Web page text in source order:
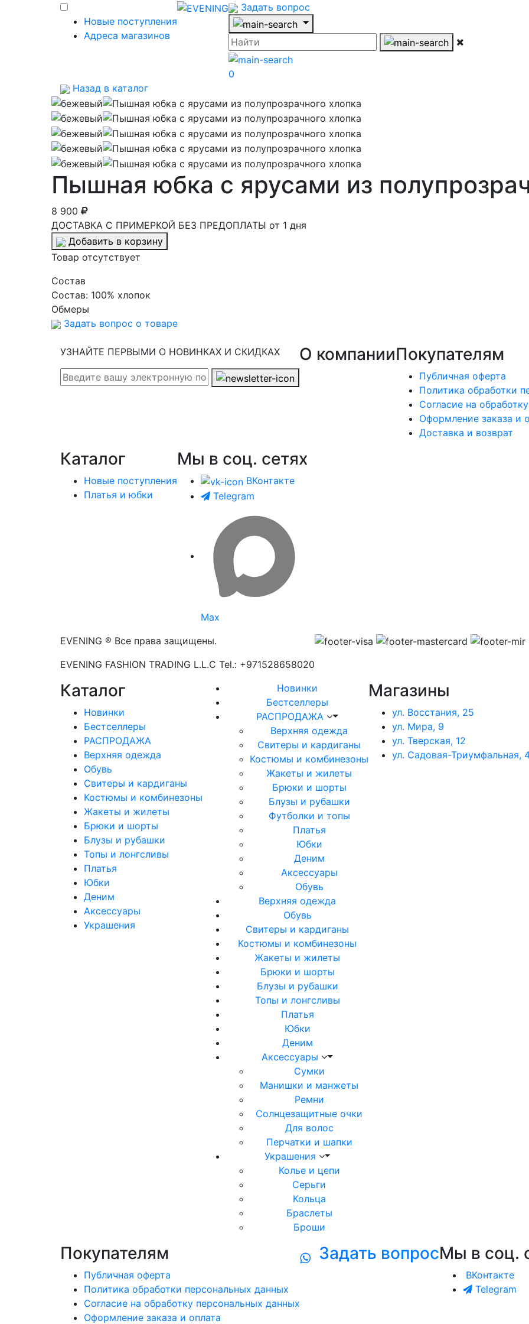
Новые поступления
Адреса магазинов
Задать вопрос
0
Назад в каталог
Пышная юбка с ярусами из
8 900
ДОСТАВКА С ПРИМЕРКОЙ БЕЗ ПРЕДОПЛАТЫ от 1 дня
Добавить в корзину
Товар отсутствует
Cостав
Состав: 100% хлопок
Обмеры
Задать вопрос о товаре
УЗНАЙТЕ ПЕРВЫМИ О НОВИНКАХ И СКИДКАХ О компанииПокупателям
Публичная оферта
Политика обработки
Согласие на
Оформление заказа и
Доставка и возврат
Каталог
Новые поступления
Платья и юбки
Мы в соц. сетях
ВКонтакте
Telegram
Max
EVENING ® Все права защищены.
EVENING FASHION TRADING L.L.C Tel.: +971528658020
Каталог
Новинки
Бестселлеры
РАСПРОДАЖА
Верхняя одежда
Обувь
Свитеры и кардиганы
Костюмы и комбинезоны
Жакеты и жилеты
Брюки и шорты
Блузы и рубашки
Топы и лонгсливы
Платья
Юбки
Деним
Аксессуары
Украшения
Новинки
Бестселлеры
РАСПРОДАЖА
Верхняя одежда
Свитеры и кардиганы
Костюмы и комбинезоны
Жакеты и жилеты
Брюки и шорты
Блузы и рубашки
Футболки и топы
Платья
Юбки
Деним
Аксессуары
Обувь
Верхняя одежда
Обувь
Свитеры и кардиганы
Костюмы и комбинезоны
Жакеты и жилеты
Брюки и шорты
Блузы и рубашки
Топы и лонгсливы
Платья
Юбки
Деним
Аксессуары
Сумки
Манишки и манжеты
Ремни
Солнцезащитные очки
Для волос
Перчатки и шапки
Украшения
Колье и цепи
Серьги
Кольца
Браслеты
Броши
Магазины
ул. Восстания, 25
ул. Мира, 9
ул. Тверская, 12
ул. Садовая-Триумфальная,
Покупателям
Публичная оферта
Политика обработки персональных данных
Согласие на обработку персональных данных
Оформление заказа и оплата
Задать вопросМы в соц.
ВКонтакте
Telegram